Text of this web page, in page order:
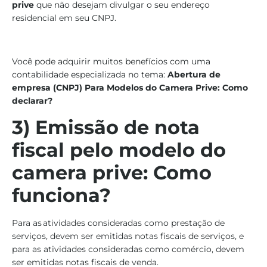
prive que não desejam divulgar o seu endereço
residencial em seu CNPJ.
Você pode adquirir muitos benefícios com uma
contabilidade especializada no tema: Abertura de
empresa (CNPJ) Para Modelos do Camera Prive: Como
declarar?
3) Emissão de nota
fiscal pelo modelo do
camera prive: Como
funciona?
Para as atividades consideradas como prestação de
serviços, devem ser emitidas notas fiscais de serviços, e
para as atividades consideradas como comércio, devem
ser emitidas notas fiscais de venda.